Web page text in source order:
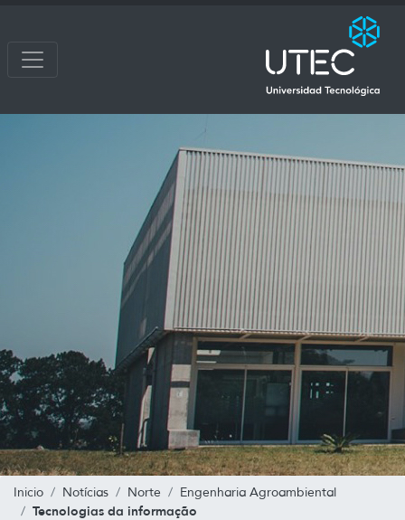
Inicio Notícias Norte Engenharia Agroambiental
Tecnologias da informação